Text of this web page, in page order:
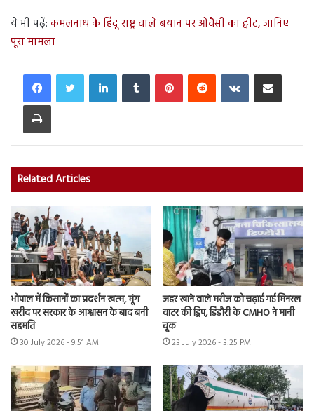
ये भी पढ़ें: कमलनाथ के हिंदू राष्ट्र वाले बयान पर ओवैसी का ट्वीट, जानिए
पूरा मामला
LinkedInTumblr PinterestReddit VKontakteShare via Email
Print
Related Articles
भोपाल में किसानों का प्रदर्शन खत्म, मूंग
खरीद पर सरकार के आश्वासन के बाद बनी
सहमति
30 July 2026 - 9:51 AM
जहर खाने वाले मरीज को चढ़ाई गई मिनरल
वाटर की ड्रिप, डिंडौरी के CMHO ने मानी
चूक
23 July 2026 - 3:25 PM